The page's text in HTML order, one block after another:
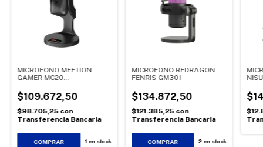
MICROFONO MEETION
GAMER MC20
OMNIDIRECCIONAL
$109.672,50
$98.705,25 con
Transferencia Bancaria
1 en stock
MICROFONO REDRAGON
FENRIS GM301
$134.872,50
$121.385,25 con
Transferencia Bancaria
2 en stock